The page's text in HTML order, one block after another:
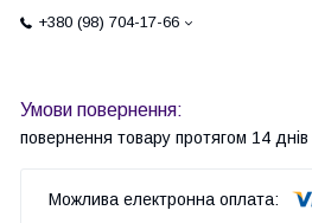
+380 (98) 704-17-66
повернення товару протягом 14 днів